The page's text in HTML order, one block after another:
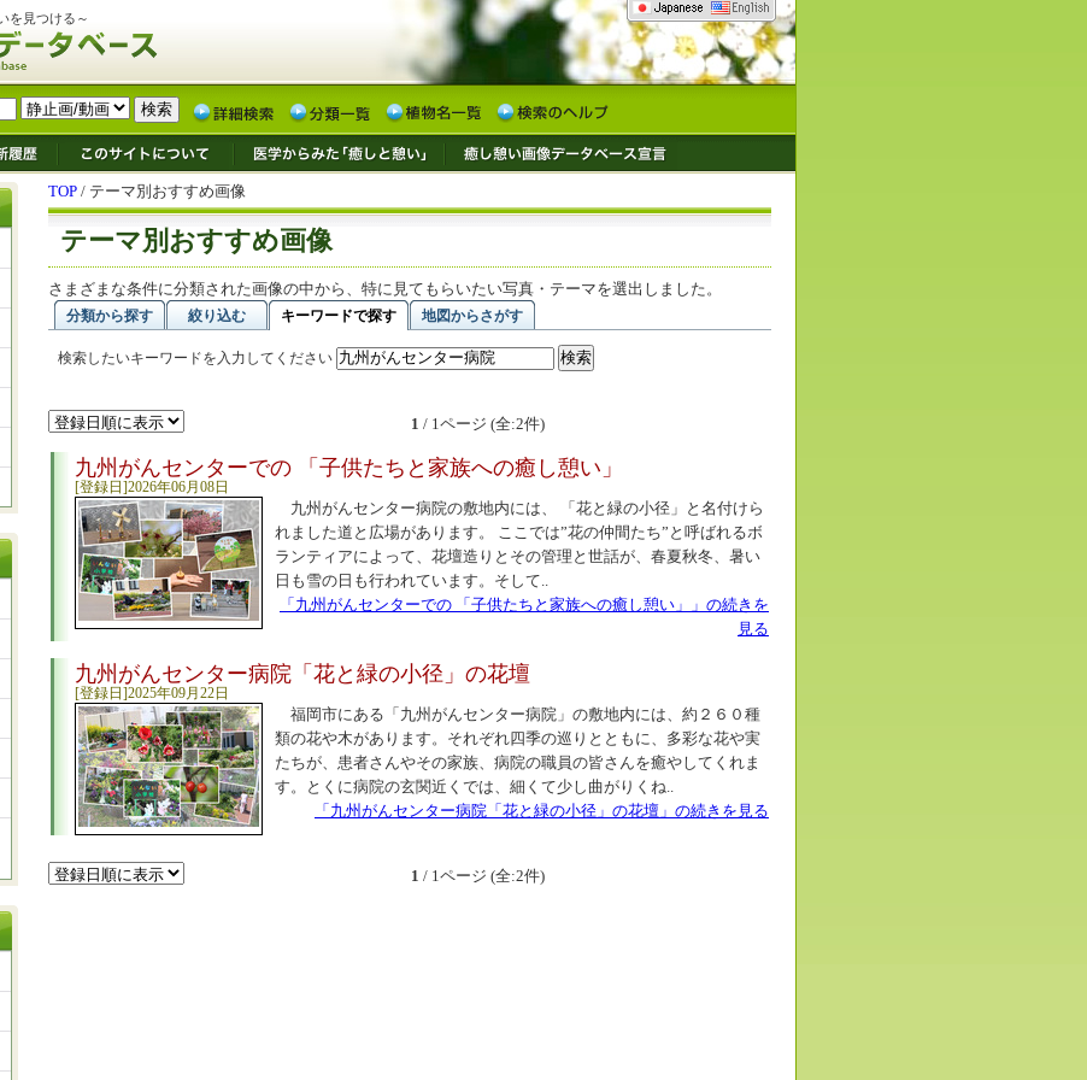
を見つける～
TOP / テーマ別おすすめ画像
テーマ別おすすめ画像
さまざまな条件に分類された画像の中から、特に見てもらいたい写真・テーマを選出しました。
分類から探す 絞り込む キーワードで探す 地図からさがす
検索したいキーワードを入力してください
1 / 1ページ (全:2件)
九州がんセンターでの 「子供たちと家族への癒し憩い」
[登録日]2026年06月08日
九州がんセンター病院の敷地内には、 「花と緑の小径」と名付けら
れました道と広場があります。 ここでは”花の仲間たち”と呼ばれるボ
ランティアによって、花壇造りとその管理と世話が、春夏秋冬、暑い
日も雪の日も行われています。そして..
「九州がんセンターでの 「子供たちと家族への癒し憩い」」の続きを
見る
九州がんセンター病院「花と緑の小径」の花壇
[登録日]2025年09月22日
福岡市にある「九州がんセンター病院」の敷地内には、約２６０種
類の花や木があります。それぞれ四季の巡りとともに、多彩な花や実
たちが、患者さんやその家族、病院の職員の皆さんを癒やしてくれま
す。とくに病院の玄関近くでは、細くて少し曲がりくね..
「九州がんセンター病院「花と緑の小径」の花壇」の続きを見る
1 / 1ページ (全:2件)